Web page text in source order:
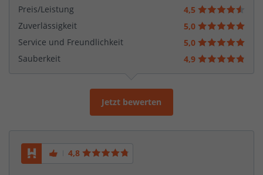
Preis/Leistung
4,5
Zuverlässigkeit
5,0
Service und Freundlichkeit
5,0
Sauberkeit
4,9
Jetzt bewerten
4,8